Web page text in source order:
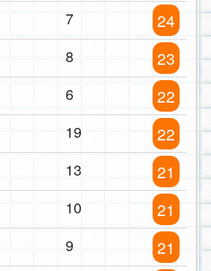
7 24
8 23
6 22
19 22
13 21
10 21
9 21